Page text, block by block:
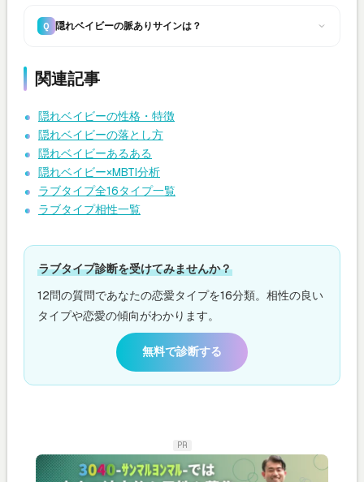
Q 隠れベイビーの脈ありサインは？
関連記事
隠れベイビーの性格・特徴
隠れベイビーの落とし方
隠れベイビーあるある
隠れベイビー×MBTI分析
ラブタイプ全16タイプ一覧
ラブタイプ相性一覧
ラブタイプ診断を受けてみませんか？
12問の質問であなたの恋愛タイプを16分類。相性の良い
タイプや恋愛の傾向がわかります。
無料で診断する
PR